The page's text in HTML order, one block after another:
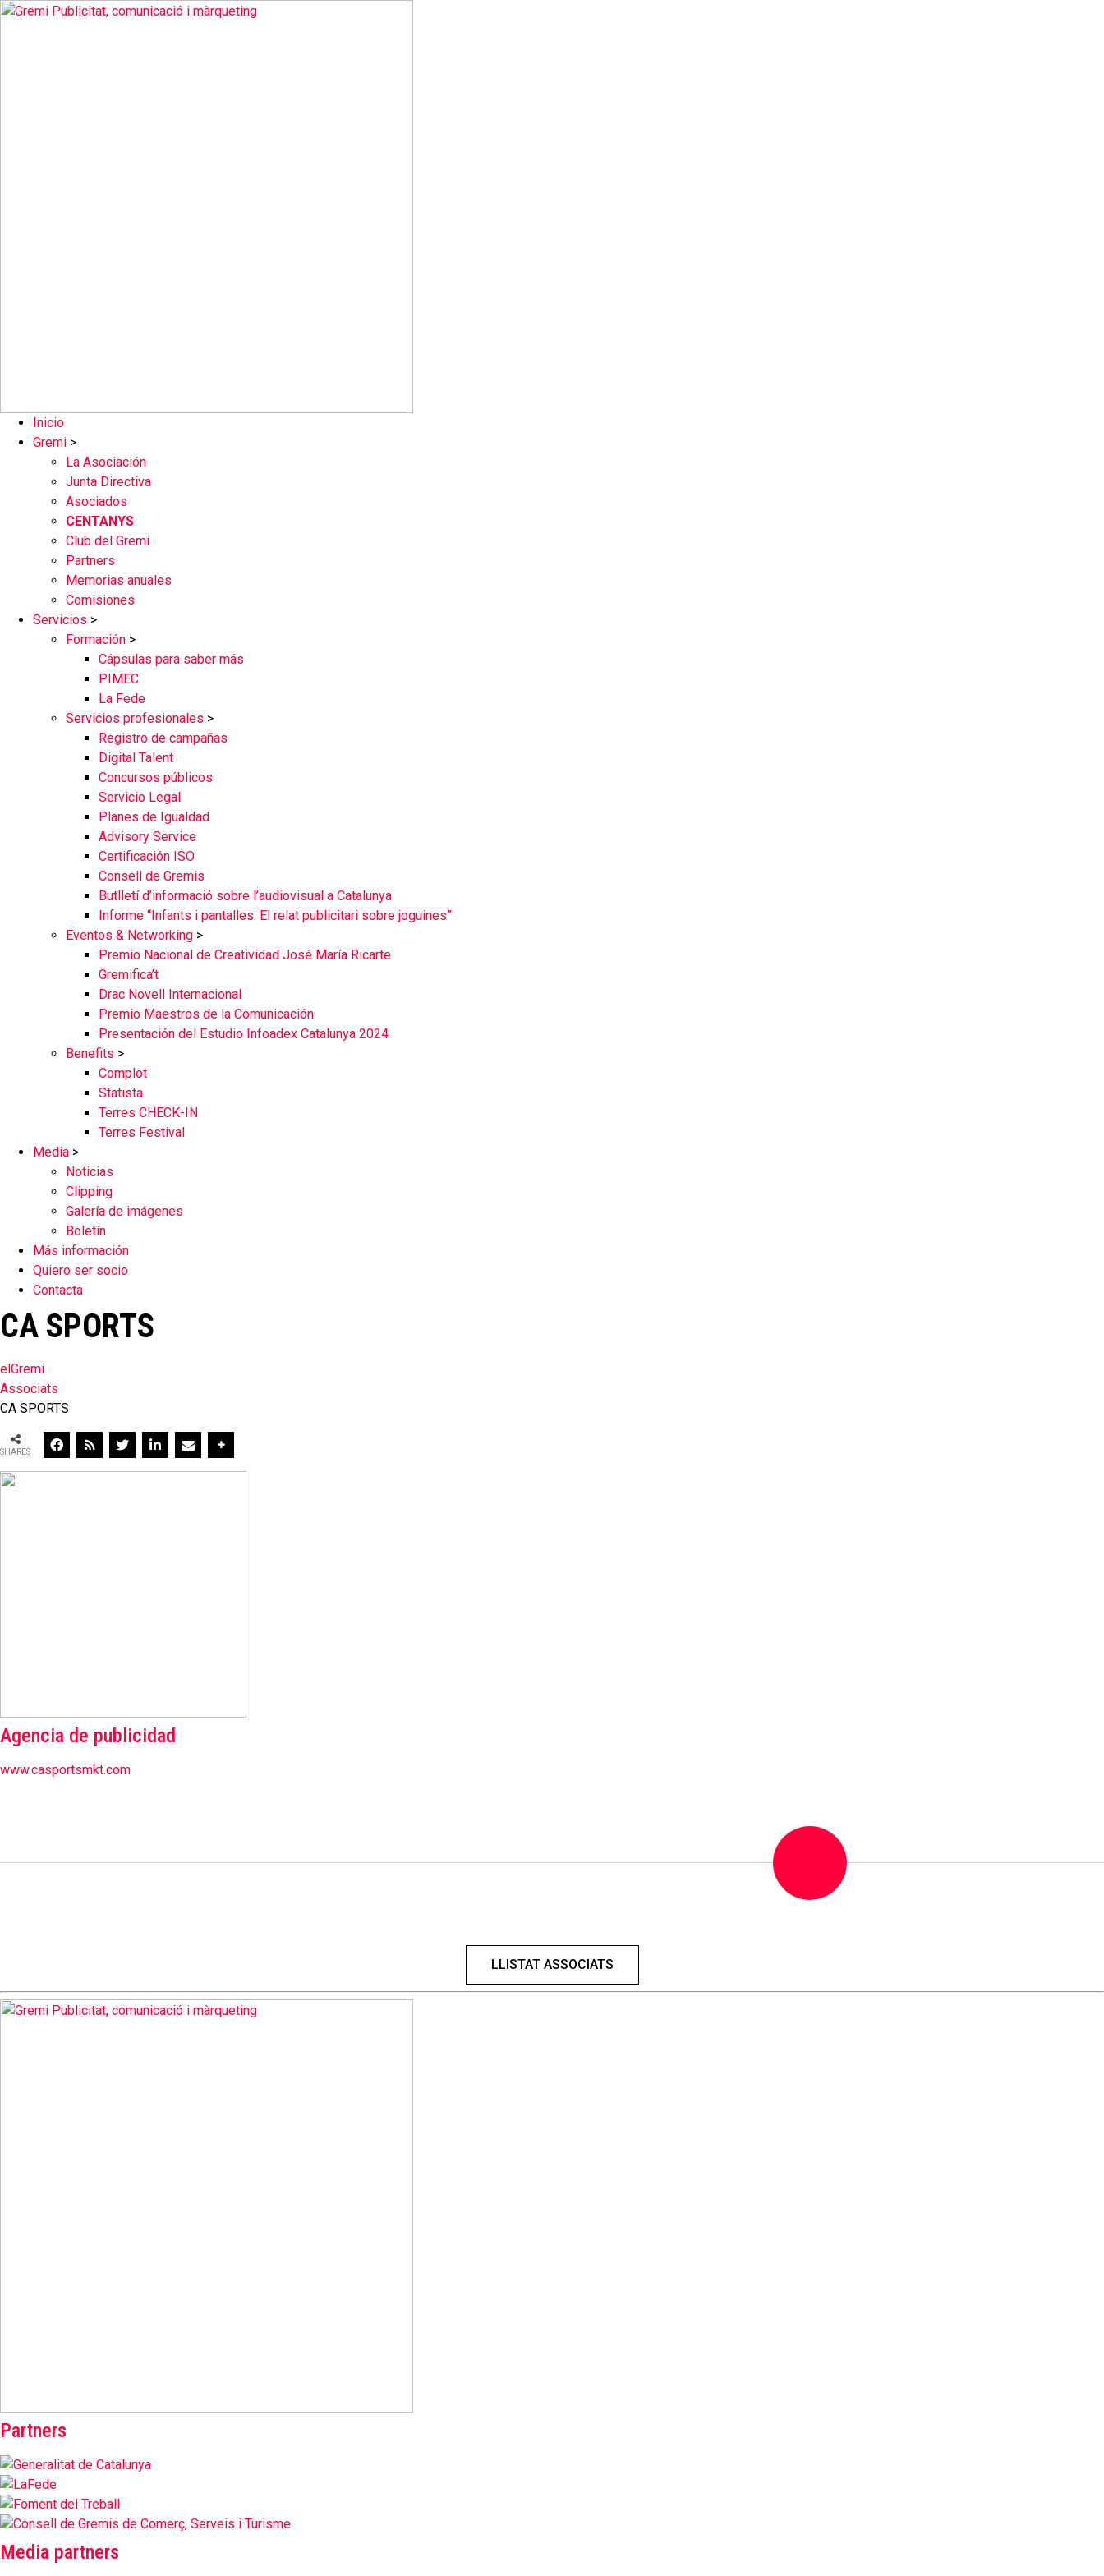
Inicio
Gremi >
La Asociación
Junta Directiva
Asociados
CENTANYS
Club del Gremi
Partners
Memorias anuales
Comisiones
Servicios >
Formación >
Cápsulas para saber más
PIMEC
La Fede
Servicios profesionales >
Registro de campañas
Digital Talent
Concursos públicos
Servicio Legal
Planes de Igualdad
Advisory Service
Certificación ISO
Consell de Gremis
Butlletí d’informació sobre l’audiovisual a Catalunya
Informe “Infants i pantalles. El relat publicitari sobre joguines”
Eventos & Networking >
Premio Nacional de Creatividad José María Ricarte
Gremifica’t
Drac Novell Internacional
Premio Maestros de la Comunicación
Presentación del Estudio Infoadex Catalunya 2024
Benefits >
Complot
Statista
Terres CHECK-IN
Terres Festival
Media >
Noticias
Clipping
Galería de imágenes
Boletín
Más información
Quiero ser socio
Contacta
CA SPORTS
elGremi
Associats
CA SPORTS
SHARES
Agencia de publicidad
www.casportsmkt.com
LLISTAT ASSOCIATS
Partners
Media partners